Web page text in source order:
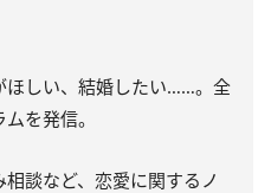
ほしい、結婚したい……。全
を発信。
談など、恋愛に関するノ